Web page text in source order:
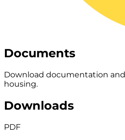
Documents
Download documentation
housing.
Downloads
PDF